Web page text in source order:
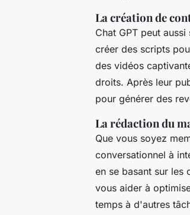
La création de
Chat GPT peut
créer des scripts
des vidéos
droits. Après leur
pour générer des
La rédaction du
Que vous soyez
conversationnel à
en se basant sur les
vous aider à
temps à d'autres